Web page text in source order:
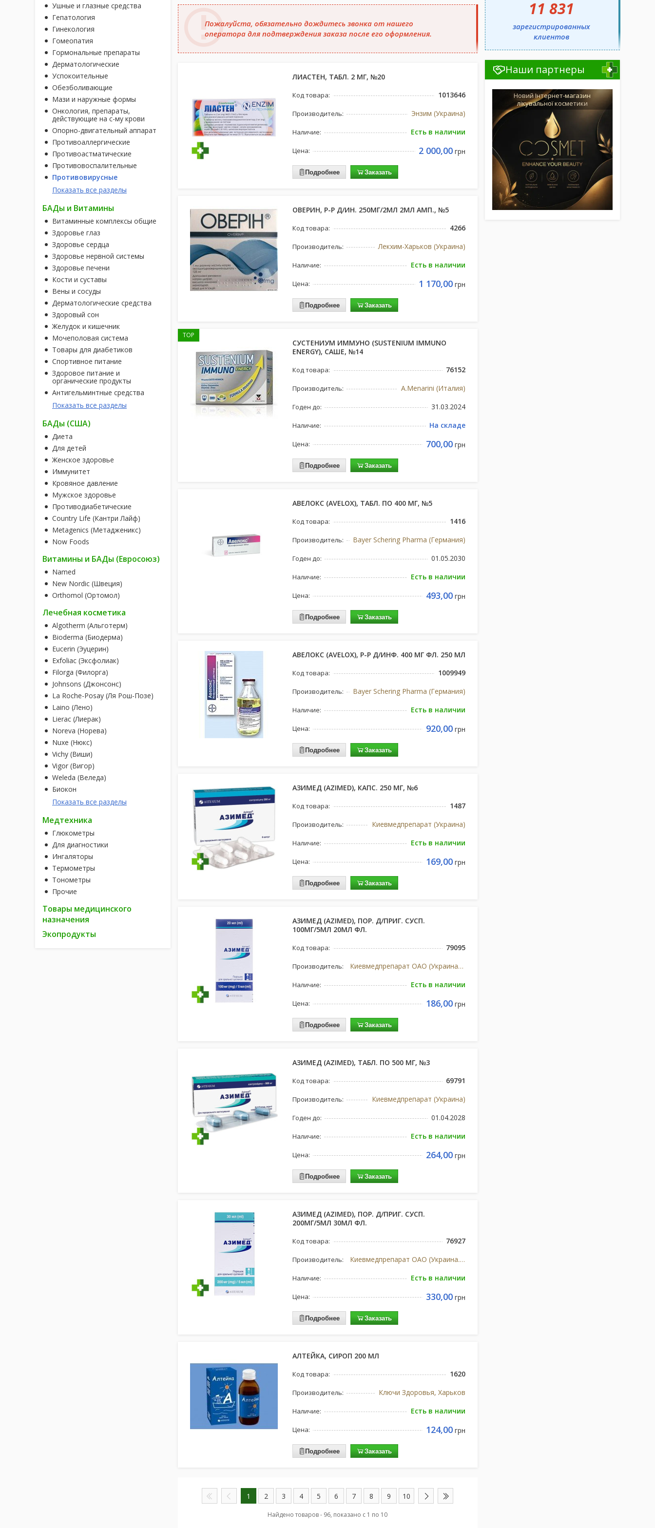
Ушные и глазные средства
Гепатология
Гинекология
Гомеопатия
Гормональные препараты
Дерматологические
Успокоительные
Обезболивающие
Мази и наружные формы
Онкология, препараты,
действующие на с-му крови
Опорно-двигательный аппарат
Противоаллергические
Противоастматические
Противовоспалительные
Противовирусные
Показать все разделы
БАДы и Витамины
Витаминные комплексы общие
Здоровье глаз
Здоровье сердца
Здоровье нервной системы
Здоровье печени
Кости и суставы
Вены и сосуды
Дерматологические средства
Здоровый сон
Желудок и кишечник
Мочеполовая система
Товары для диабетиков
Спортивное питание
Здоровое питание и
органические продукты
Антигельминтные средства
Показать все разделы
БАДы (США)
Диета
Для детей
Женское здоровье
Иммунитет
Кровяное давление
Мужское здоровье
Противодиабетические
Country Life (Кантри Лайф)
Metagenics (Метадженикс)
Now Foods
Витамины и БАДы (Евросоюз)
Named
New Nordic (Швеция)
Orthomol (Ортомол)
Лечебная косметика
Algotherm (Альготерм)
Bioderma (Биодерма)
Eucerin (Эуцерин)
Exfoliac (Эксфолиак)
Filorga (Филорга)
Johnsons (Джонсонс)
La Roche-Posay (Ля Рош-Позе)
Laino (Лено)
Lierac (Лиерак)
Noreva (Норева)
Nuxe (Нюкс)
Vichy (Виши)
Vigor (Вигор)
Weleda (Веледа)
Биокон
Показать все разделы
Медтехника
Глюкометры
Для диагностики
Ингаляторы
Термометры
Тонометры
Прочие
Товары медицинского
назначения
Экопродукты
Пожалуйста, обязательно дождитесь звонка от нашего
оператора для подтверждения заказа после его оформления.
ЛИАСТЕН, ТАБЛ. 2 МГ, №20
Код товара: 1013646
Производитель: Энзим (Украина)
Наличие: Есть в наличии
Цена: 2 000,00грн
Подробнее Заказать
ОВЕРИН, Р-Р Д/ИН. 250МГ/2МЛ 2МЛ АМП., №5
Код товара: 4266
Производитель: Лекхим-Харьков (Украина)
Наличие: Есть в наличии
Цена: 1 170,00грн
Подробнее Заказать
СУСТЕНИУМ ИММУНО (SUSTENIUM IMMUNO
ENERGY), САШЕ, №14
Код товара: 76152
Производитель: A.Menarini (Италия)
Годен до: 31.03.2024
Наличие: На складе
Цена: 700,00грн
Подробнее Заказать
TOP
АВЕЛОКС (AVELOX), ТАБЛ. ПО 400 МГ, №5
Код товара: 1416
Производитель: Bayer Schering Pharma (Германия)
Годен до: 01.05.2030
Наличие: Есть в наличии
Цена: 493,00грн
Подробнее Заказать
АВЕЛОКС (AVELOX), Р-Р Д/ИНФ. 400 МГ ФЛ. 250 МЛ
Код товара: 1009949
Производитель: Bayer Schering Pharma (Германия)
Наличие: Есть в наличии
Цена: 920,00грн
Подробнее Заказать
АЗИМЕД (AZIMED), КАПС. 250 МГ, №6
Код товара: 1487
Производитель: Киевмедпрепарат (Украина)
Наличие: Есть в наличии
Цена: 169,00грн
Подробнее Заказать
АЗИМЕД (AZIMED), ПОР. Д/ПРИГ. СУСП.
100МГ/5МЛ 20МЛ ФЛ.
Код товара: 79095
Производитель: Киевмедпрепарат ОАО (Украина, Киев)Артеріум
Наличие: Есть в наличии
Цена: 186,00грн
Подробнее Заказать
АЗИМЕД (AZIMED), ТАБЛ. ПО 500 МГ, №3
Код товара: 69791
Производитель: Киевмедпрепарат (Украина)
Годен до: 01.04.2028
Наличие: Есть в наличии
Цена: 264,00грн
Подробнее Заказать
АЗИМЕД (AZIMED), ПОР. Д/ПРИГ. СУСП.
200МГ/5МЛ 30МЛ ФЛ.
Код товара: 76927
Производитель: Киевмедпрепарат ОАО (Украина. Киев)Артеріум
Наличие: Есть в наличии
Цена: 330,00грн
Подробнее Заказать
АЛТЕЙКА, СИРОП 200 МЛ
Код товара: 1620
Производитель: Ключи Здоровья, Харьков
Наличие: Есть в наличии
Цена: 124,00грн
Подробнее Заказать
1 2 3 4 5 6 7 8 9 10
Найдено товаров - 96, показано с 1 по 10
11 831
зарегистрированных
клиентов
Наши партнеры
Новий Інтернет-магазин
лікувальної косметики